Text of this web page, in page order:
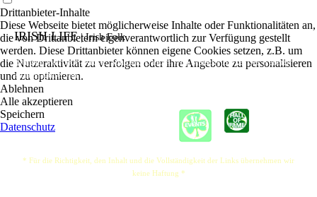
IRISH LIFE |Irish Folk
Bringing it all back - Music, Song and Dance - With Malacky Burke, Des Kelliher,
Alan Maguire, Jim Woods, Paul Duffy and Ais?ir?
* Für die Richtigkeit, den Inhalt und die Vollständigkeit der Links übernehmen wir
keine Haftung *
Drittanbieter-Inhalte
Diese Webseite bietet möglicherweise Inhalte oder Funktionalitäten an,
die von Drittanbietern eigenverantwortlich zur Verfügung gestellt
werden. Diese Drittanbieter können eigene Cookies setzen, z.B. um
die Nutzeraktivität zu verfolgen oder ihre Angebote zu personalisieren
und zu optimieren.
Ablehnen
Alle akzeptieren
Speichern
Datenschutz